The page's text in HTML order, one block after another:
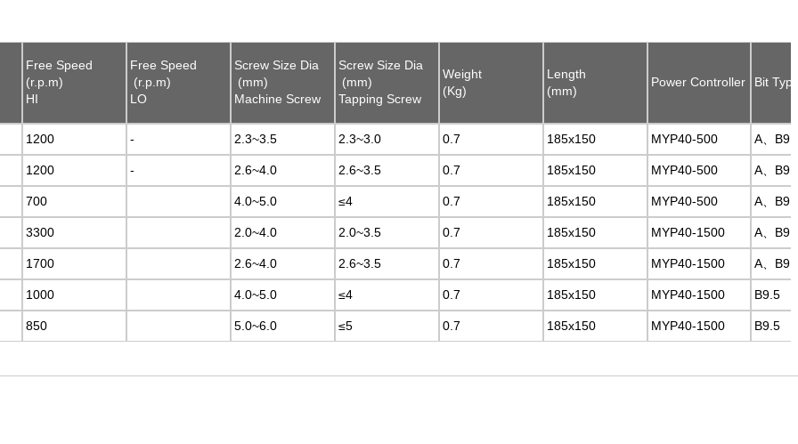
Free Speed
(r.p.m)
HI
Free Speed
(r.p.m)
LO
Screw Size Dia
(mm)
Machine Screw
Screw Size Dia
(mm)
Tapping Screw
Weight
(Kg)
Length
(mm)
Power Controller Bit
1200 - 2.3~3.5 2.3~3.0 0.7 185x150 MYP40-500 A、
1200 - 2.6~4.0 2.6~3.5 0.7 185x150 MYP40-500 A、
700 4.0~5.0 ≤4 0.7 185x150 MYP40-500 A、
3300 2.0~4.0 2.0~3.5 0.7 185x150 MYP40-1500 A、
1700 2.6~4.0 2.6~3.5 0.7 185x150 MYP40-1500 A、
1000 4.0~5.0 ≤4 0.7 185x150 MYP40-1500 B9.5
850 5.0~6.0 ≤5 0.7 185x150 MYP40-1500 B9.5
Free Speed
(r.p.m)
HI
Free Speed
(r.p.m)
LO
Screw Size Dia
(mm)
Machine Screw
Screw Size Dia
(mm)
Tapping Screw
Weight
(Kg)
Length
(mm)
Power Controller Bit
1200 - 2.3~3.5 2.3~3.0 0.7 185x150 MYP40-500 A、
1200 - 2.6~4.0 2.6~3.5 0.7 185x150 MYP40-500 A、
700 4.0~5.0 ≤4 0.7 185x150 MYP40-500 A、
3300 2.0~4.0 2.0~3.5 0.7 185x150 MYP40-1500 A、
1700 2.6~4.0 2.6~3.5 0.7 185x150 MYP40-1500 A、
1000 4.0~5.0 ≤4 0.7 185x150 MYP40-1500 B9.5
850 5.0~6.0 ≤5 0.7 185x150 MYP40-1500 B9.5